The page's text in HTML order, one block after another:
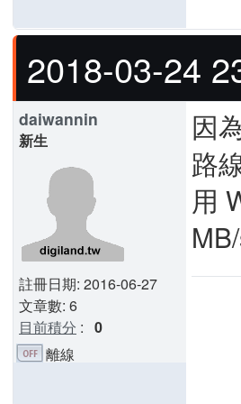
2018-03-24
daiwannin
新生
註冊日期: 2016-06-27
文章數: 6
目前積分 : 0
因
路
用
離線